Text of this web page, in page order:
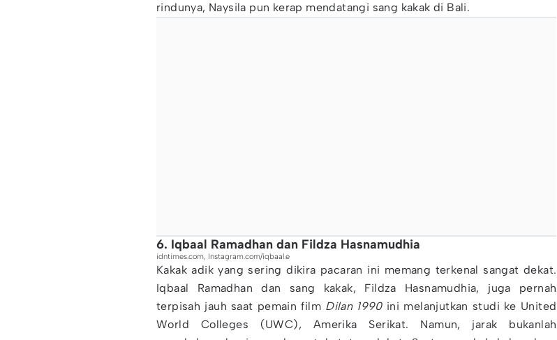
rindunya, Naysila pun kerap mendatangi sang kakak di Bali.
6. Iqbaal Ramadhan dan Fildza Hasnamudhia
idntimes.com, Instagram.com/iqbaal.e
Kakak adik yang sering dikira pacaran ini memang terkenal sangat dekat.
Iqbaal Ramadhan dan sang kakak, Fildza Hasnamudhia, juga pernah
terpisah jauh saat pemain film Dilan 1990ini melanjutkan studi ke United
World Colleges (UWC), Amerika Serikat. Namun, jarak bukanlah